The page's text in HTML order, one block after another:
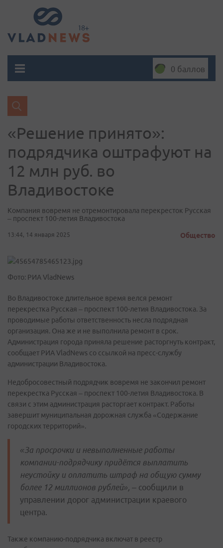
0 баллов
«Решение принято»:
подрядчика оштрафуют на
12 млн руб. во
Владивостоке
Компания вовремя не отремонтировала перекресток Русская
– проспект 100-летия Владивостока
13:44, 14 января 2025 Общество
Фото: РИА VladNews
Во Владивостоке длительное время велся ремонт
перекрестка Русская – проспект 100-летия Владивостока. За
проводимые работы ответственность несла подрядная
организация. Она же и не выполнила ремонт в срок.
Администрация города приняла решение расторгнуть контракт,
сообщает РИА VladNews со ссылкой на пресс-службу
администрации Владивостока.
Недобросовестный подрядчик вовремя не закончил ремонт
перекрестка Русская – проспект 100-летия Владивостока. В
связи с этим администрация расторгает контракт. Работы
завершит муниципальная дорожная служба «Содержание
городских территорий».
«За просрочки и невыполненные работы
компании-подрядчику придётся выплатить
неустойку и оплатить штраф на общую сумму
более 12 миллионов рублей», – сообщили в
управлении дорог администрации краевого
центра.
Также компанию-подрядчика включат в реестр